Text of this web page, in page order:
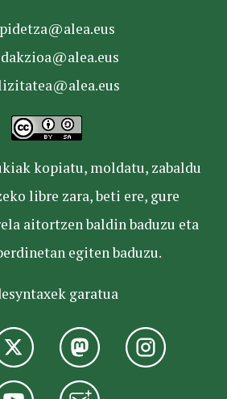
kopiatu, moldatu, zabaldu
libre zara, beti ere, gure
aitortzen baldin baduzu eta
egiten baduzu.
garatua